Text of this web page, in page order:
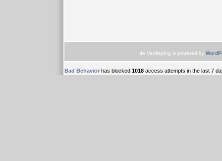
de Verdieping is powered by
Bad Behavior has blocked 1018 access attempts in the last 7